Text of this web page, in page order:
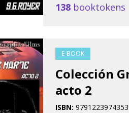
138 booktokens
E-BOOK
Colección
acto 2
ISBN: 9791223974353